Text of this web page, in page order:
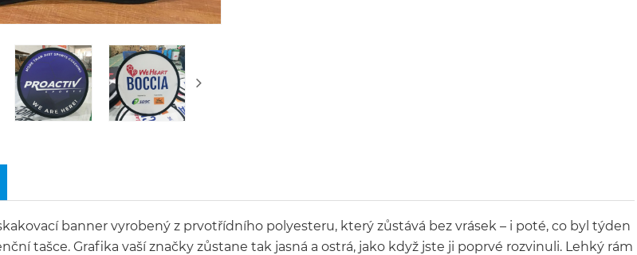
banner vyrobený z prvotřídního polyesteru, který zůstává bez vrásek – i poté, co byl týden
tašce. Grafika vaší značky zůstane tak jasná a ostrá, jako když jste ji poprvé rozvinuli. Lehký rám